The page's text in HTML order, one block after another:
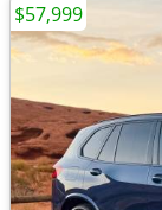
$57,999